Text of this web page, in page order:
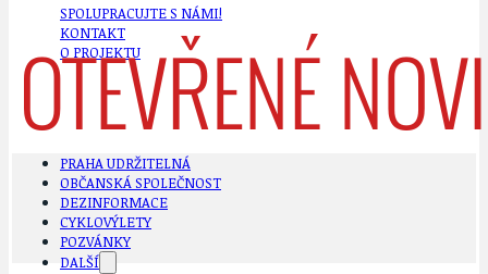
SPOLUPRACUJTE S NÁMI!
KONTAKT
O PROJEKTU
PRAHA UDRŽITELNÁ
OBČANSKÁ SPOLEČNOST
DEZINFORMACE
CYKLOVÝLETY
POZVÁNKY
DALŠÍ